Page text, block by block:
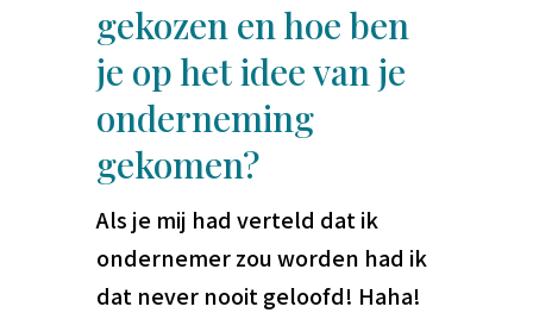
gekozen en hoe ben
je op het idee van je
onderneming
gekomen?
Als je mij had verteld dat ik
ondernemer zou worden had ik
dat never nooit geloofd! Haha!